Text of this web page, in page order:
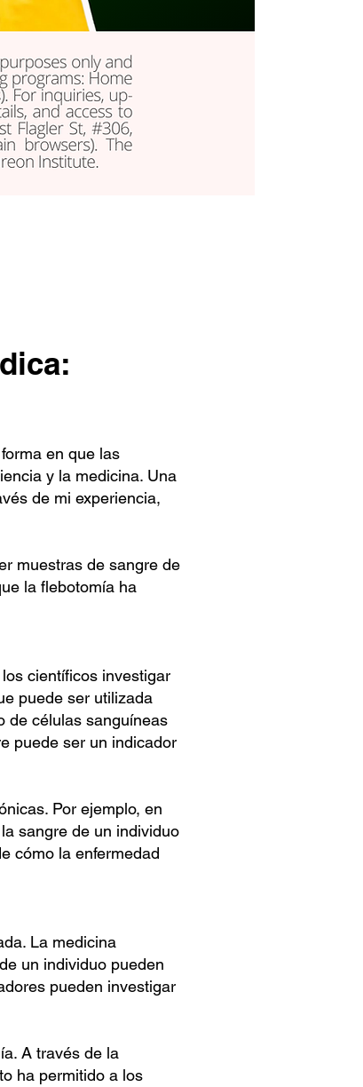
en que las
y la medicina. Una
de mi experiencia,
muestras de sangre de
la flebotomía ha
científicos investigar
puede ser utilizada
de células sanguíneas
puede ser un indicador
Por ejemplo, en
sangre de un individuo
cómo la enfermedad
La medicina
un individuo pueden
pueden investigar
A través de la
ha permitido a los